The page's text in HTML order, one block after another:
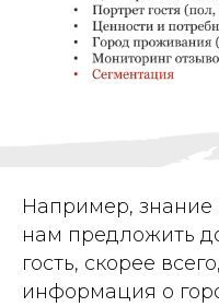
Например, знание
нам предложить
гость, скорее
информация о